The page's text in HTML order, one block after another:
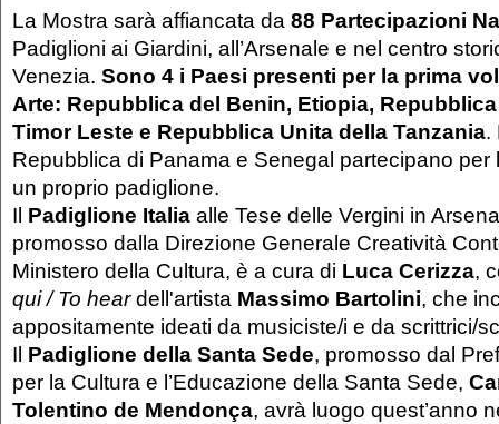
La Mostra sarà affiancata da 88 Partecipazioni
Padiglioni ai Giardini, all’Arsenale e nel centro
Venezia. Sono 4 i Paesi presenti per la prima
Arte: Repubblica del Benin, Etiopia,
Timor Leste e Repubblica Unita della Tanzania.
Repubblica di Panama e Senegal partecipano per
un proprio padiglione.
Il Padiglione Italia alle Tese delle Vergini in
promosso dalla Direzione Generale Creatività
Ministero della Cultura, è a cura di Luca Cerizza,
qui / To heardell'artista Massimo Bartolini, che
appositamente ideati da musiciste/i e da scrittrici/
Il Padiglione della Santa Sede, promosso dal
per la Cultura e l’Educazione della Santa Sede,
Tolentino de Mendonça, avrà luogo quest’anno